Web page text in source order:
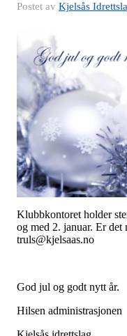
Postet av Kjelsås
Klubbkontoret holder
og med 2. januar. Er det
truls@kjelsaas.no
God jul og godt nytt år.
Hilsen administrasjonen